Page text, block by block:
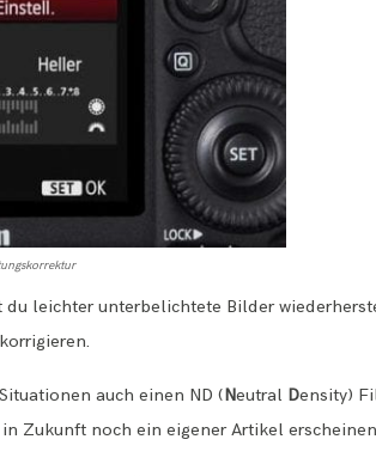
leichter unterbelichtete Bilder
auch einen ND (Neutral Density)
Zukunft noch ein eigener Artikel